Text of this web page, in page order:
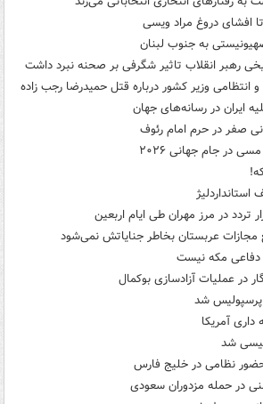
تا افشای دروغ مراد ویسی
به جنوب لبنان
رهبر انقلاب تاثیر شگرفی بر صحنه نبرد داشت
انتظامی وزیر کشور درباره قتل حمیدرضا رجب زاده
ایران در رسانه‌های جهان
صفر در حرم امام رئوف
در جام جهانی ۲۰۲۶
مجازات عربستان بخاطر جنایاتش نمی‌شود
دفاعی مکه نیست
در عملیات آزادسازی بوکمال
شد
آمریکا
شد
نظامی در خلیج فارس